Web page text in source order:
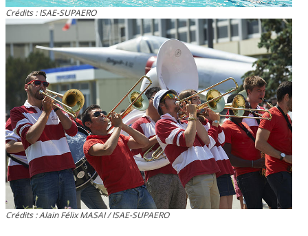
Crédits : ISAE-SUPAERO
Crédits : Alain Félix MASAI / ISAE-SUPAERO